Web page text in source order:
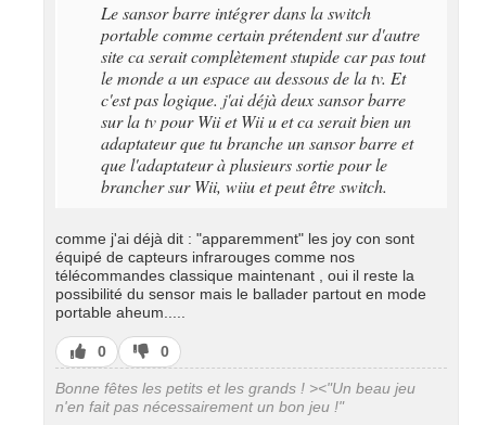
Le sansor barre intégrer dans la switch
portable comme certain prétendent sur d'autre
site ca serait complètement stupide car pas tout
le monde a un espace au dessous de la tv. Et
c'est pas logique. j'ai déjà deux sansor barre
sur la tv pour Wii et Wii u et ca serait bien un
adaptateur que tu branche un sansor barre et
que l'adaptateur à plusieurs sortie pour le
brancher sur Wii, wiiu et peut être switch.
comme j'ai déjà dit : "apparemment" les joy con sont
équipé de capteurs infrarouges comme nos
télécommandes classique maintenant , oui il reste la
possibilité du sensor mais le ballader partout en mode
portable aheum.....
J’aime
0
J’aime
pas
0
Bonne fêtes les petits et les grands ! ><"Un beau jeu
n'en fait pas nécessairement un bon jeu !"